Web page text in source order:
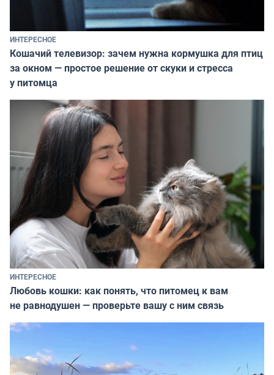
ИНТЕРЕСНОЕ
Кошачий телевизор: зачем нужна кормушка для птиц
за окном — простое решение от скуки и стресса
у питомца
ИНТЕРЕСНОЕ
Любовь кошки: как понять, что питомец к вам
не равнодушен — проверьте вашу с ним связь